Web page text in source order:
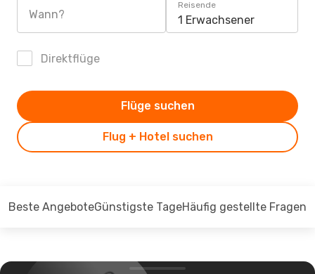
Wann?
Reisende
1 Erwachsener
Direktflüge
Flug + Hotel suchen
Flüge suchen
Beste AngeboteGünstigste TageHäufig gestellte Fragen